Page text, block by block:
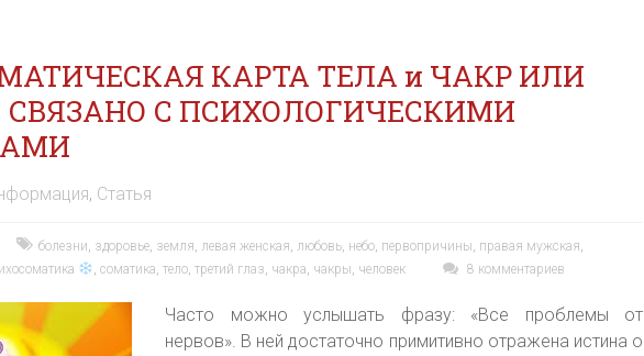
КАРТА ТЕЛА и ЧАКР ИЛИ
СВЯЗАНО С ПСИХОЛОГИЧЕСКИМИ
, Статья
болезни, здоровье, земля, левая женская, любовь, небо, первопричины, правая мужская,
, соматика, тело, третий глаз, чакра, чакры, человек 8 комментариев
Часто можно услышать фразу: «Все проблемы от
нервов». В ней достаточно примитивно отражена истина о